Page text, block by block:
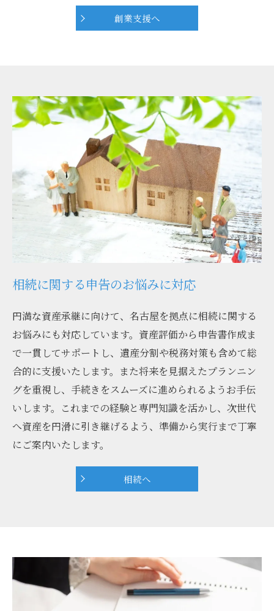
創業支援へ
相続に関する申告のお悩みに対応
円満な資産承継に向けて、名古屋を拠点に相続に関する
お悩みにも対応しています。資産評価から申告書作成ま
で一貫してサポートし、遺産分割や税務対策も含めて総
合的に支援いたします。また将来を見据えたプランニン
グを重視し、手続きをスムーズに進められるようお手伝
いします。これまでの経験と専門知識を活かし、次世代
へ資産を円滑に引き継げるよう、準備から実行まで丁寧
にご案内いたします。
相続へ